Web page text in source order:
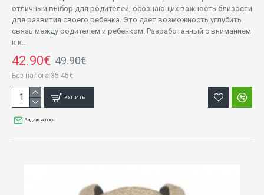
отличный выбор для родителей, осознающих важность близости
для развития своего ребенка. Это дает возможность углубить
связь между родителем и ребенком. Разработанный с вниманием
к к..
42.90€ 49.90€
Без налога:35.45€
КУПИТЬ
Задать вопрос